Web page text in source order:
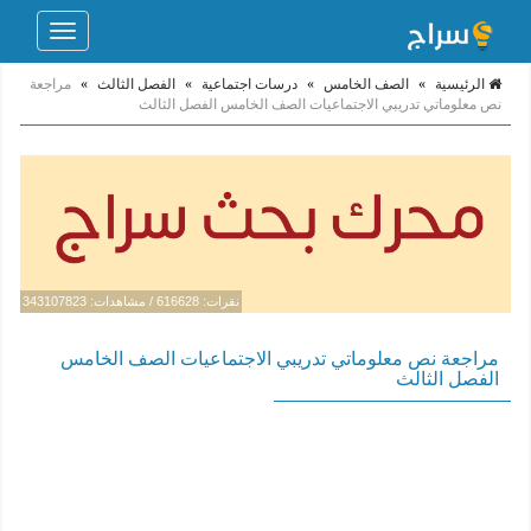
Toggle
الرئيسية » الصف الخامس » درسات اجتماعية » الفصل الثالث » مراجعة
نص معلوماتي تدريبي الاجتماعيات الصف الخامس الفصل الثالث
نقرات: 616628 / مشاهدات: 343107823
مراجعة نص معلوماتي تدريبي الاجتماعيات الصف الخامس
الفصل الثالث